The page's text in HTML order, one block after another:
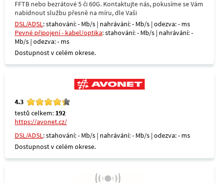
FFTB nebo bezrátové 5 či 60G. Kontaktujte nás, pokusíme se Vám
nabídnout službu přesně na míru, dle Vaši
DSL/ADSL: stahování: - Mb/s | nahrávání: - Mb/s | odezva: - ms
Pevné připojení - kabel/optika: stahování: - Mb/s | nahrávání: -
Mb/s | odezva: - ms
Dostupnost v celém okrese.
4.3
testů celkem: 192
https://avonet.cz/
DSL/ADSL: stahování: - Mb/s | nahrávání: - Mb/s | odezva: - ms
Dostupnost v celém okrese.